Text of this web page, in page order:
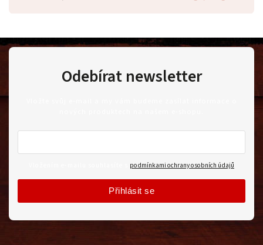
Odebírat newsletter
podmínkami ochrany osobních údajů
Přihlásit se